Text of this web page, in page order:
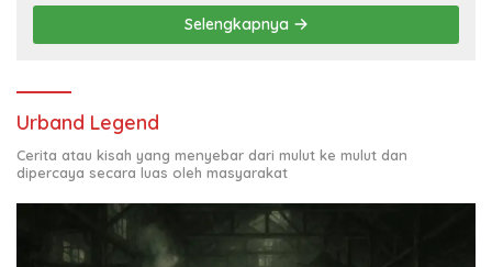
Selengkapnya
Urband Legend
Cerita atau kisah yang menyebar dari mulut ke mulut dan
dipercaya secara luas oleh masyarakat